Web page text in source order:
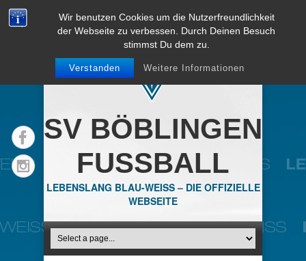
Wir benutzen Cookies um die Nutzerfreundlichkeit
der Webseite zu verbessen. Durch Deinen Besuch
stimmst Du dem zu.
Verstanden Weitere Informationen
SV BÖBLINGEN
FUSSBALL
LEBENSLANG BLAU-WEISS – DIE OFFIZIELLE
WEBSEITE